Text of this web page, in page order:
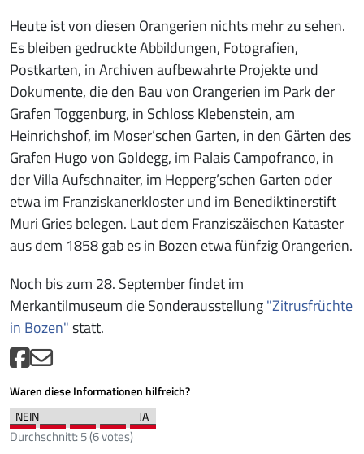
Heute ist von diesen Orangerien nichts mehr zu sehen.
Es bleiben gedruckte Abbildungen, Fotografien,
Postkarten, in Archiven aufbewahrte Projekte und
Dokumente, die den Bau von Orangerien im Park der
Grafen Toggenburg, in Schloss Klebenstein, am
Heinrichshof, im Moser’schen Garten, in den Gärten des
Grafen Hugo von Goldegg, im Palais Campofranco, in
der Villa Aufschnaiter, im Hepperg’schen Garten oder
etwa im Franziskanerkloster und im Benediktinerstift
Muri Gries belegen. Laut dem Franziszäischen Kataster
aus dem 1858 gab es in Bozen etwa fünfzig Orangerien.
Noch bis zum 28. September findet im
Merkantilmuseum die Sonderausstellung"Zitrusfrüchte
in Bozen"statt.
Waren diese Informationen hilfreich?
Durchschnitt:5(6votes)